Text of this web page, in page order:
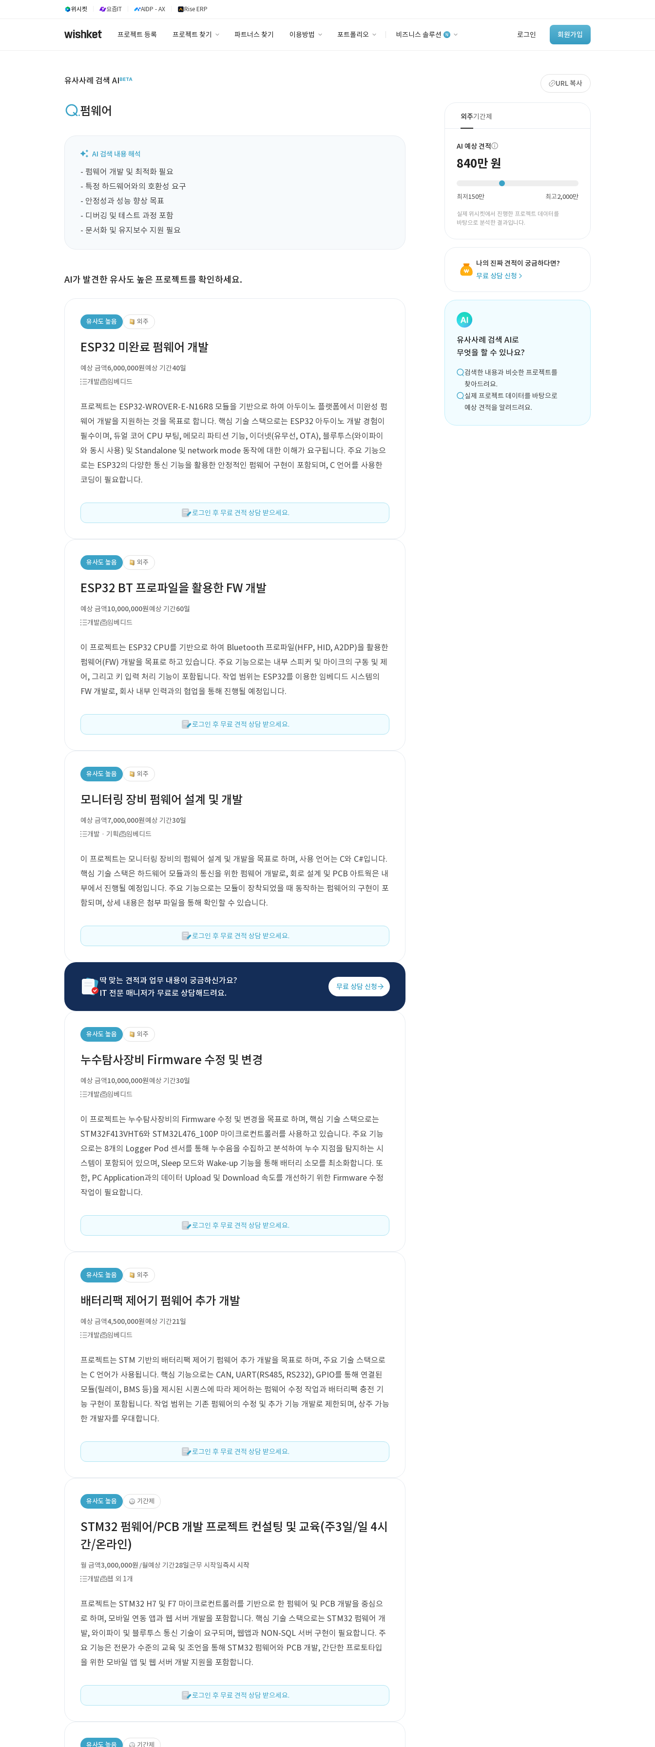
위시켓 요즘IT AIDP - AX Rise ERP
프로젝트 등록 프로젝트 찾기 파트너스 찾기 이용방법 포트폴리오 비즈니스 솔루션 로그인 회원가입
‘이런 거’ 만들어본
개발 회사 있어?
바로가기
유사사례 검색 AI URL 복사
펌웨어
- 펌웨어 개발 및 최적화 필요
- 특정 하드웨어와의 호환성 요구
- 안정성과 성능 향상 목표
- 디버깅 및 테스트 과정 포함
- 문서화 및 유지보수 지원 필요
AI가 발견한 유사도 높은 프로젝트를 확인하세요.
유사도 높음 외주
ESP32 미완료 펌웨어 개발
예상 금액6,000,000원예상 기간40일
개발
임베디드
프로젝트는 ESP32-WROVER-E-N16R8 모듈을 기반으로 하여 아두이노 플랫폼에서 미완성 펌
웨어 개발을 지원하는 것을 목표로 합니다. 핵심 기술 스택으로는 ESP32 아두이노 개발 경험이
필수이며, 듀얼 코어 CPU 부팅, 메모리 파티션 기능, 이더넷(유무선, OTA), 블루투스(와이파이
와 동시 사용) 및 Standalone 및 network mode 동작에 대한 이해가 요구됩니다. 주요 기능으
로는 ESP32의 다양한 통신 기능을 활용한 안정적인 펌웨어 구현이 포함되며, C 언어를 사용한
코딩이 필요합니다.
로그인 후 무료 견적 상담 받으세요.
유사도 높음 외주
ESP32 BT 프로파일을 활용한 FW 개발
예상 금액10,000,000원예상 기간60일
개발
임베디드
이 프로젝트는 ESP32 CPU를 기반으로 하여 Bluetooth 프로파일(HFP, HID, A2DP)을 활용한
펌웨어(FW) 개발을 목표로 하고 있습니다. 주요 기능으로는 내부 스피커 및 마이크의 구동 및 제
어, 그리고 키 입력 처리 기능이 포함됩니다. 작업 범위는 ESP32를 이용한 임베디드 시스템의
FW 개발로, 회사 내부 인력과의 협업을 통해 진행될 예정입니다.
로그인 후 무료 견적 상담 받으세요.
유사도 높음 외주
모니터링 장비 펌웨어 설계 및 개발
예상 금액7,000,000원예상 기간30일
개발 · 기획
임베디드
이 프로젝트는 모니터링 장비의 펌웨어 설계 및 개발을 목표로 하며, 사용 언어는 C와 C#입니다.
핵심 기술 스택은 하드웨어 모듈과의 통신을 위한 펌웨어 개발로, 회로 설계 및 PCB 아트웍은 내
부에서 진행될 예정입니다. 주요 기능으로는 모듈이 장착되었을 때 동작하는 펌웨어의 구현이 포
함되며, 상세 내용은 첨부 파일을 통해 확인할 수 있습니다.
로그인 후 무료 견적 상담 받으세요.
딱 맞는 견적과 업무 내용이 궁금하신가요?
IT 전문 매니저가 무료로 상담해드려요.
무료 상담 신청
유사도 높음 외주
누수탐사장비 Firmware 수정 및 변경
예상 금액10,000,000원예상 기간30일
개발
임베디드
이 프로젝트는 누수탐사장비의 Firmware 수정 및 변경을 목표로 하며, 핵심 기술 스택으로는
STM32F413VHT6와 STM32L476_100P 마이크로컨트롤러를 사용하고 있습니다. 주요 기능
으로는 8개의 Logger Pod 센서를 통해 누수음을 수집하고 분석하여 누수 지점을 탐지하는 시
스템이 포함되어 있으며, Sleep 모드와 Wake-up 기능을 통해 배터리 소모를 최소화합니다. 또
한, PC Application과의 데이터 Upload 및 Download 속도를 개선하기 위한 Firmware 수정
작업이 필요합니다.
로그인 후 무료 견적 상담 받으세요.
유사도 높음 외주
배터리팩 제어기 펌웨어 추가 개발
예상 금액4,500,000원예상 기간21일
개발
임베디드
프로젝트는 STM 기반의 배터리팩 제어기 펌웨어 추가 개발을 목표로 하며, 주요 기술 스택으로
는 C 언어가 사용됩니다. 핵심 기능으로는 CAN, UART(RS485, RS232), GPIO를 통해 연결된
모듈(릴레이, BMS 등)을 제시된 시퀀스에 따라 제어하는 펌웨어 수정 작업과 배터리팩 충전 기
능 구현이 포함됩니다. 작업 범위는 기존 펌웨어의 수정 및 추가 기능 개발로 제한되며, 상주 가능
한 개발자를 우대합니다.
로그인 후 무료 견적 상담 받으세요.
유사도 높음 기간제
STM32 펌웨어/PCB 개발 프로젝트 컨설팅 및 교육(주3일/일 4시
간/온라인)
월 금액3,000,000원 /월예상 기간28일근무 시작일즉시 시작
개발
웹 외 1개
프로젝트는 STM32 H7 및 F7 마이크로컨트롤러를 기반으로 한 펌웨어 및 PCB 개발을 중심으
로 하며, 모바일 연동 앱과 웹 서버 개발을 포함합니다. 핵심 기술 스택으로는 STM32 펌웨어 개
발, 와이파이 및 블루투스 통신 기술이 요구되며, 웹앱과 NON-SQL 서버 구현이 필요합니다. 주
요 기능은 전문가 수준의 교육 및 조언을 통해 STM32 펌웨어와 PCB 개발, 간단한 프로토타입
을 위한 모바일 앱 및 웹 서버 개발 지원을 포함합니다.
로그인 후 무료 견적 상담 받으세요.
유사도 높음 기간제
외주기간제
AI 예상 견적
840만 원
최저150만 최고2,000만
실제 위시켓에서 진행한 프로젝트 데이터를
바탕으로 분석한 결과입니다.
나의 진짜 견적이 궁금하다면?
무료 상담 신청
유사사례 검색 AI로
무엇을 할 수 있나요?
검색한 내용과 비슷한 프로젝트를
찾아드려요.
실제 프로젝트 데이터를 바탕으로
예상 견적을 알려드려요.